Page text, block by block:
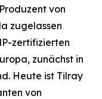
von
zugelassen
zertifizierten
zunächst in
Heute ist Tilray
von